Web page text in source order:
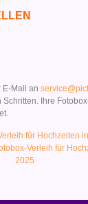
E-Mail an
Ihre
für Hochzeiten
Verleih für
2025